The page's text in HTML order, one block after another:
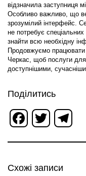
відзначила заступниця
Особливо важливо, що
зрозумілий інтерфейс.
не потребує
знайти всю необхідну
Продовжуємо працювати
Черкас, щоб послуги
доступнішими,
Поділитись
Facebook
Twitter
Схожі записи